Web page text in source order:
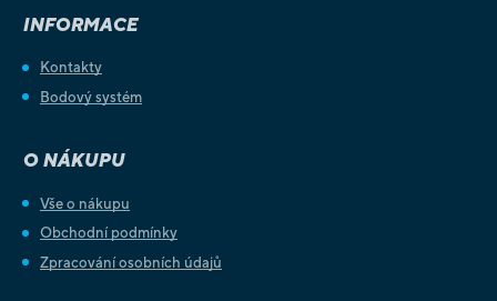
INFORMACE
Kontakty
Bodový systém
O NÁKUPU
Vše o nákupu
Obchodní podmínky
Zpracování osobních údajů